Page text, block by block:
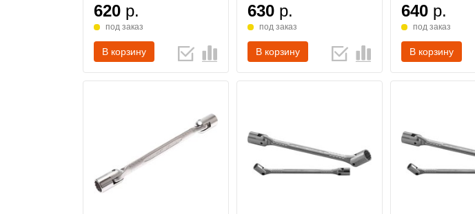
620 р.
под заказ
В корзину
630 р.
под заказ
В корзину
640 р.
под заказ
В корзину